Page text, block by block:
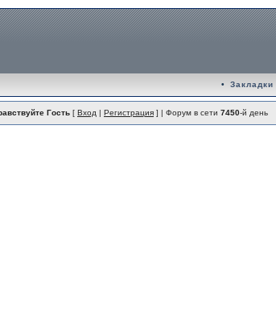
• Закладки
Гость [ Вход | Регистрация ] | Форум в сети 7450-й день